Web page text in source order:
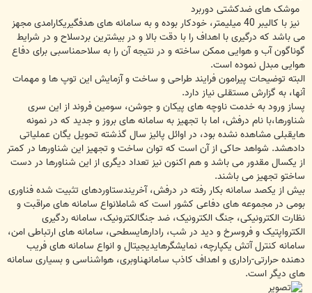
موشک های ضدکشتی دوربرد
نیز با کالیبر 40 میلیمتر، خودکار بوده و به سامانه های هدفگیریکارامدی مجهز
می باشد که درگیری با اهداف را با دقت بالا و در بیشترین بردسلاح و در شرایط
گوناگون آب و هوایی ممکن ساخته و در نتیجه آن را به سلاحمناسبی برای دفاع
هوایی مبدل نموده است.
البته توضیحات پیرامون فرایند طراحی و ساخت و آزمایش این توپ ها و مهمات
آنها، به گزارش مستقلی نیاز دارد.
پساز ورود به خدمت ناوچه های پیکان و جوشن، سومین فروند از این سری
شناورها،با نام درفش، اما با تجهیز به سامانه های بروز و جدید که در نمونه
هایقبلی مشاهده نشده بود، در اوائل پائیز سال گذشته تحویل یگان عملیاتی
دادهشد. شواهد حاکی از آن است که توان ساخت و تجهیز این شناورها در کمتر
از یکسال مقدور می باشد و هم اکنون نیز تعداد دیگری از این شناورها در دست
ساختو تجهیز می باشند.
بیش از یکصد سامانه بکار رفته در درفش، آخریندستاوردهای تثبیت شده فناوری
بومی در مجموعه های دفاعی کشور است که شاملانواع سامانه های مراقبت و
نظارت الکترونیکی، جنگ الکترونیک، ضد جنگالکترونیک، سامانه ردگیری
الکترواپتیک و فروسرخ و دید در شب، رادارهایسطحی، سامانه های ارتباطی امن،
سامانه کنترل آتش یکپارچه، نمایشگرهایدیجیتال و انواع سامانه های فریب
دهنده حرارتی-راداری و اهداف کاذب سامانهناوبری، هواشناسی و بسیاری سامانه
های دیگر است.